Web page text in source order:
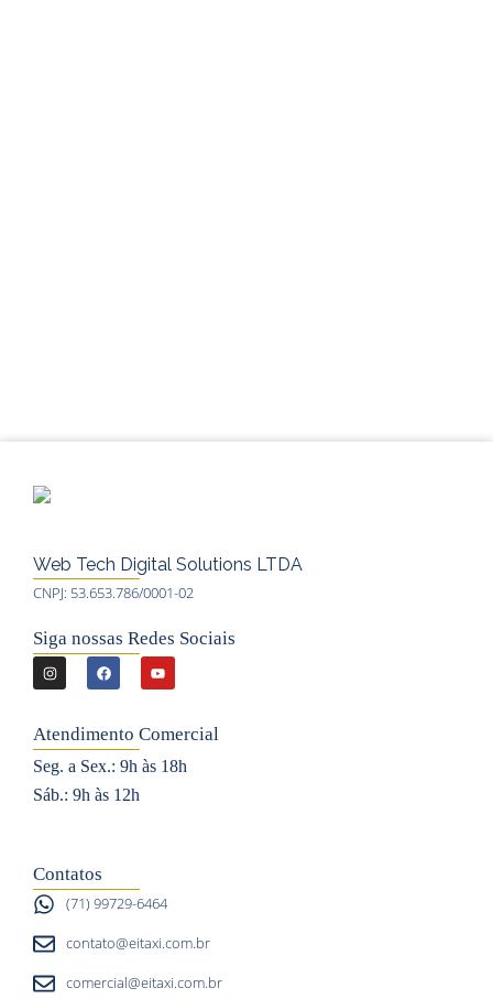
Web Tech Digital Solutions LTDA
CNPJ: 53.653.786/0001-02
Siga nossas Redes Sociais
I
n
t
a
g
m
F
a
e
b
o
Y
o
u
Atendimento Comercial
Seg. a Sex.: 9h às 18h
Sáb.: 9h às 12h
Contatos
(71) 99729-6464
contato@eitaxi.com.br
comercial@eitaxi.com.br